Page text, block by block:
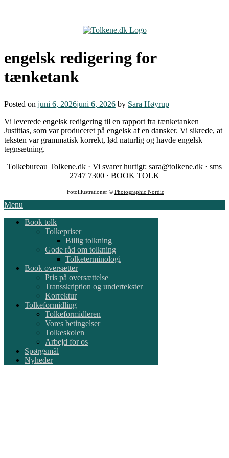
engelsk redigering for
tænketank
Posted on juni 6, 2026juni 6, 2026 by Sara Høyrup
Vi leverede engelsk redigering til en rapport fra tænketanken
Justitias, som var produceret på engelsk af en dansker. Vi sikrede, at
teksten var grammatisk korrekt, lød naturlig og havde engelsk
tegnsætning.
Tolkebureau Tolkene.dk · Vi svarer hurtigt: sara@tolkene.dk · sms
2747 7300 · BOOK TOLK
Fotoillustrationer © Photographic Nordic
Menu
Book tolk
Tolkepriser
Billig tolkning
Gode råd om tolkning
Tolketerminologi
Book oversætter
Pris på oversættelse
Transskription og undertekster
Korrektur
Tolkeformidling
Tolkeformidleren
Vores betingelser
Tolkeskolen
Arbejd for os
Spørgsmål
Nyheder